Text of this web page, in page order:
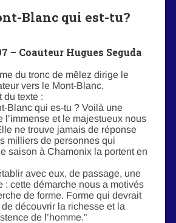
Blanc qui est-tu?
– Coauteur Hugues Seguda
du tronc de mêlez dirige le
vers le Mont-Blanc.
du texte :
Blanc qui es-tu ? Voilà une
l’immense et le majestueux nous
ne trouve jamais de réponse
milliers de personnes qui
saison à Chamonix la portent en
avec eux, de passage, une
: cette démarche nous a motivés
de forme. Forme qui devrait
découvrir la richesse et la
de l’homme.”